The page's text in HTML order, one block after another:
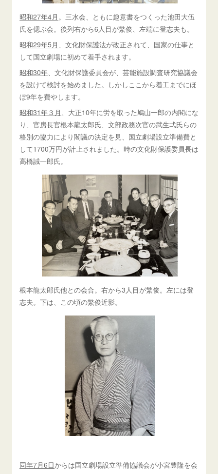
昭和27年4月 。三水会、ともに趣意書をつくった池田大伍
氏を偲ぶ会。後列右から6人目が繁俊、左端に登志夫も。
昭和29年5月 、文化財保護法が改正されて、国家の仕事と
して国立劇場に初めて着手されます。
昭和30年、文化財保護委員会が、芸能施設調査研究協議会
を設けて検討を始めました。しかしここから着工までにほ
ぼ9年を費やします。
昭和31年３月 、大正10年に労を取った鳩山一郎の内閣にな
り、官房長官根本龍太郎氏、文部政務次官の武生弌氏らの
格別の協力により閣議の決定を見、国立劇場設立準備費と
して1700万円が計上されました。時の文化財保護委員長は
高橋誠一郎氏。
根本龍太郎氏他との会合。右から3人目が繁俊。左には登
志夫。下は、この頃の繁俊近影。
同年7月6日からは国立劇場設立準備協議会が小宮豊隆を会